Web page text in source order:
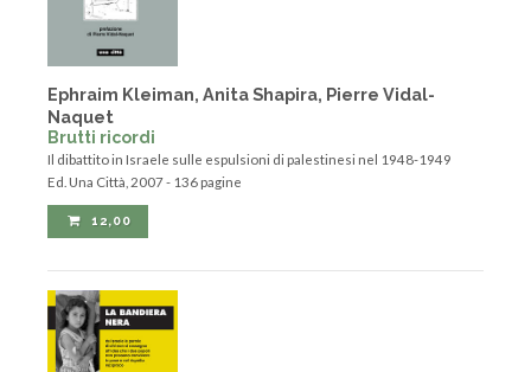
Ephraim Kleiman, Anita Shapira, Pierre Vidal-
Naquet
Brutti ricordi
Il dibattito in Israele sulle espulsioni di palestinesi nel 1948-1949
Ed. Una Città, 2007 - 136 pagine
12,00